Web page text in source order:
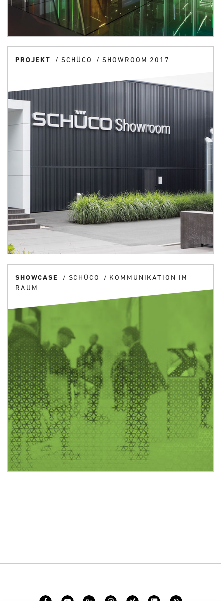
PROJEKT SCHÜCO SHOWROOM 2017
SHOWCASE SCHÜCO
KOMMUNIKATION IM
RAUM